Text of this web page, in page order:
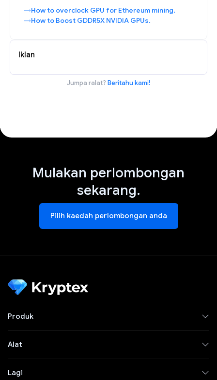
How to overclock GPU for Ethereum mining.
How to Boost GDDR5X NVIDIA GPUs.
Iklan
Jumpa ralat? Beritahu kami!
Mulakan perlombongan
sekarang.
Pilih kaedah perlombongan anda
Produk
Alat
Lagi